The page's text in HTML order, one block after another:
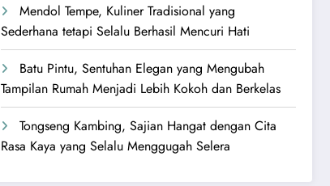
Mendol Tempe, Kuliner Tradisional yang
Sederhana tetapi Selalu Berhasil Mencuri Hati
Batu Pintu, Sentuhan Elegan yang Mengubah
Tampilan Rumah Menjadi Lebih Kokoh dan Berkelas
Tongseng Kambing, Sajian Hangat dengan Cita
Rasa Kaya yang Selalu Menggugah Selera